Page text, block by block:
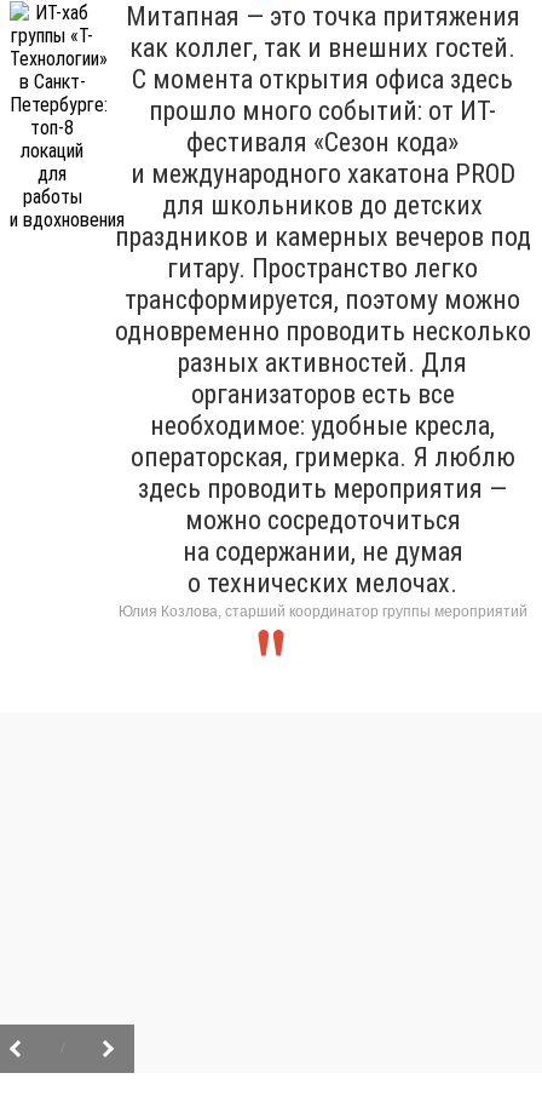
Митапная — это точка притяжения
как коллег, так и внешних гостей.
С момента открытия офиса здесь
прошло много событий: от ИТ-
фестиваля «Сезон кода»
и международного хакатона PROD
для школьников до детских
праздников и камерных вечеров под
гитару. Пространство легко
трансформируется, поэтому можно
одновременно проводить несколько
разных активностей. Для
организаторов есть все
необходимое: удобные кресла,
операторская, гримерка. Я люблю
здесь проводить мероприятия —
можно сосредоточиться
на содержании, не думая
о технических мелочах.
Юлия Козлова, старший координатор группы мероприятий